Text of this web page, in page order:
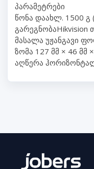
პარამეტრები
წონა დაახლ. 1500 გ
გარეგნობაHikvision
მასალა უჟანგავი
ზომა 127 მმ × 46 მმ
აღწერა